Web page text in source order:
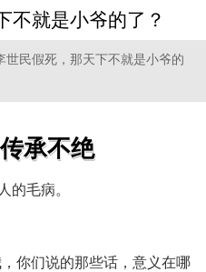
不就是小爷的了？
世民假死，那天下不就是小爷的
承不绝
的毛病。
你们说的那些话，意义在哪